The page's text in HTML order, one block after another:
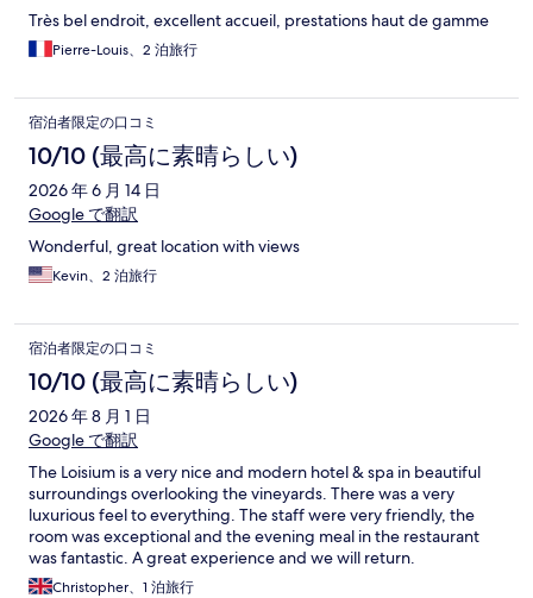
Très bel endroit, excellent accueil, prestations haut de gamme
Pierre-Louis、2 泊旅行
宿泊者限定の口コミ
10/10 (最高に素晴らしい)
2026 年 6 月 14 日
Google で翻訳
Wonderful, great location with views
Kevin、2 泊旅行
宿泊者限定の口コミ
10/10 (最高に素晴らしい)
2026 年 8 月 1 日
Google で翻訳
The Loisium is a very nice and modern hotel & spa in beautiful
surroundings overlooking the vineyards. There was a very
luxurious feel to everything. The staff were very friendly, the
room was exceptional and the evening meal in the restaurant
was fantastic. A great experience and we will return.
Christopher、1 泊旅行